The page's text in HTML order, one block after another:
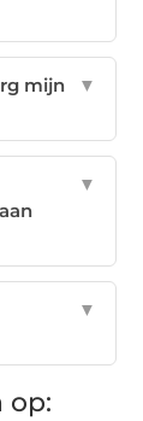
mijn
▼
▼
▼
op: